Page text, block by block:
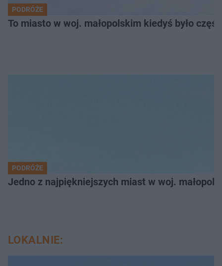
PODRÓŻE
To miasto w woj. małopolskim kiedyś było
PODRÓŻE
Jedno z najpiękniejszych miast w woj.
LOKALNIE: